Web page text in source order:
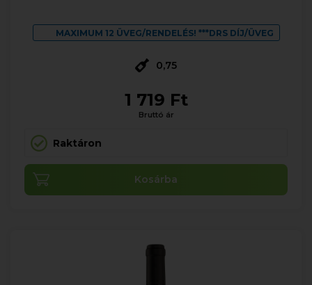
MAXIMUM 12 ÜVEG/RENDELÉS! ***DRS DÍJ/ÜVEG
0,75
1 719 Ft
Bruttó ár
Raktáron
Kosárba